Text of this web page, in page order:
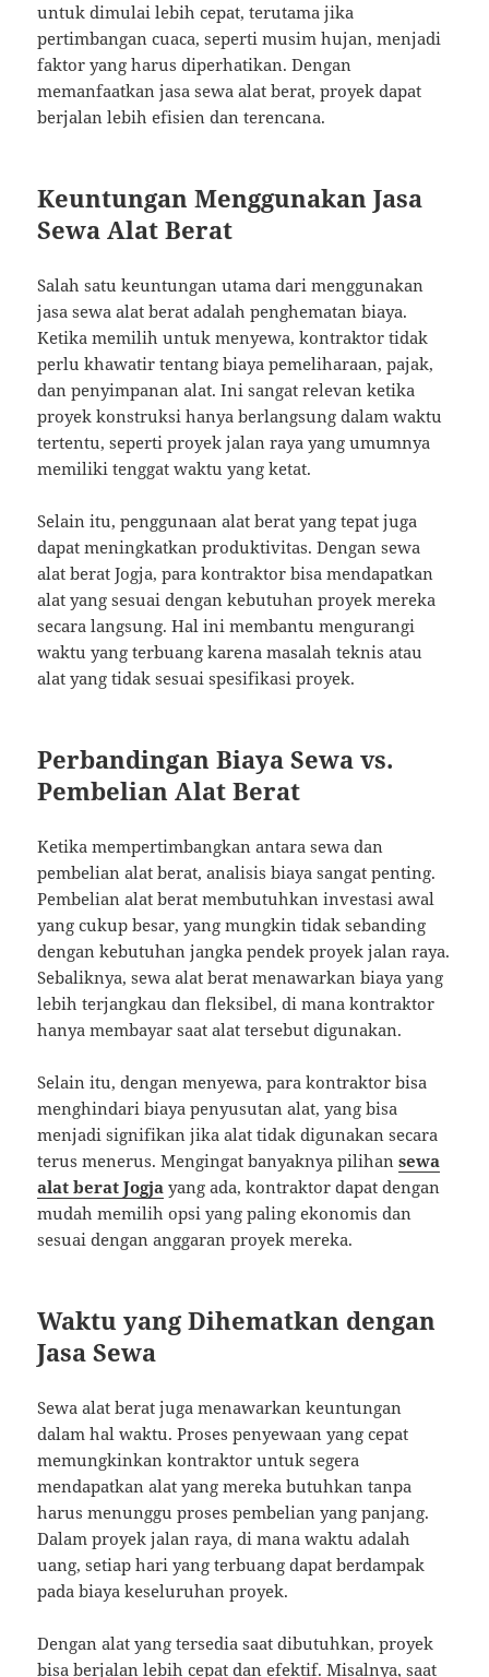
untuk dimulai lebih cepat, terutama jika
pertimbangan cuaca, seperti musim hujan, menjadi
faktor yang harus diperhatikan. Dengan
memanfaatkan jasa sewa alat berat, proyek dapat
berjalan lebih efisien dan terencana.
Keuntungan Menggunakan Jasa
Sewa Alat Berat
Salah satu keuntungan utama dari menggunakan
jasa sewa alat berat adalah penghematan biaya.
Ketika memilih untuk menyewa, kontraktor tidak
perlu khawatir tentang biaya pemeliharaan, pajak,
dan penyimpanan alat. Ini sangat relevan ketika
proyek konstruksi hanya berlangsung dalam waktu
tertentu, seperti proyek jalan raya yang umumnya
memiliki tenggat waktu yang ketat.
Selain itu, penggunaan alat berat yang tepat juga
dapat meningkatkan produktivitas. Dengan sewa
alat berat Jogja, para kontraktor bisa mendapatkan
alat yang sesuai dengan kebutuhan proyek mereka
secara langsung. Hal ini membantu mengurangi
waktu yang terbuang karena masalah teknis atau
alat yang tidak sesuai spesifikasi proyek.
Perbandingan Biaya Sewa vs.
Pembelian Alat Berat
Ketika mempertimbangkan antara sewa dan
pembelian alat berat, analisis biaya sangat penting.
Pembelian alat berat membutuhkan investasi awal
yang cukup besar, yang mungkin tidak sebanding
dengan kebutuhan jangka pendek proyek jalan raya.
Sebaliknya, sewa alat berat menawarkan biaya yang
lebih terjangkau dan fleksibel, di mana kontraktor
hanya membayar saat alat tersebut digunakan.
Selain itu, dengan menyewa, para kontraktor bisa
menghindari biaya penyusutan alat, yang bisa
menjadi signifikan jika alat tidak digunakan secara
terus menerus. Mengingat banyaknya pilihansewa
alat berat Jogja yang ada, kontraktor dapat dengan
mudah memilih opsi yang paling ekonomis dan
sesuai dengan anggaran proyek mereka.
Waktu yang Dihematkan dengan
Jasa Sewa
Sewa alat berat juga menawarkan keuntungan
dalam hal waktu. Proses penyewaan yang cepat
memungkinkan kontraktor untuk segera
mendapatkan alat yang mereka butuhkan tanpa
harus menunggu proses pembelian yang panjang.
Dalam proyek jalan raya, di mana waktu adalah
uang, setiap hari yang terbuang dapat berdampak
pada biaya keseluruhan proyek.
Dengan alat yang tersedia saat dibutuhkan, proyek
bisa berjalan lebih cepat dan efektif. Misalnya, saat